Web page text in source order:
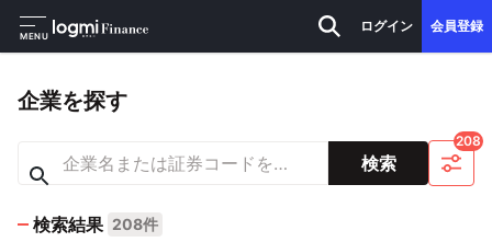
MENU
ログイン 会員登録
企業を探す
検索
208
検索結果 208件